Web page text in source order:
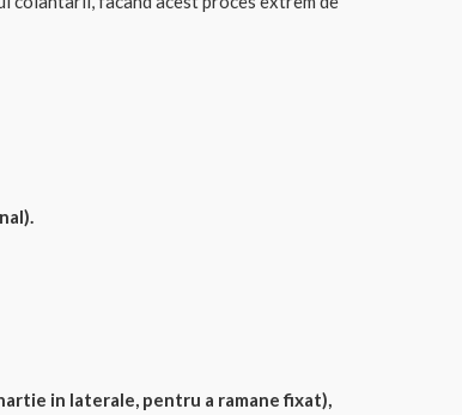
in laterale, pentru a ramane fixat),